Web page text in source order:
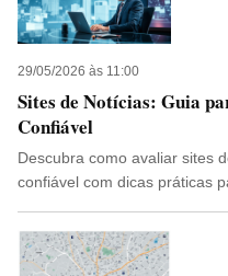
29/05/2026 às 11:00
Sites de Notícias: Guia
Confiável
Descubra como avaliar sites
confiável com dicas práticas